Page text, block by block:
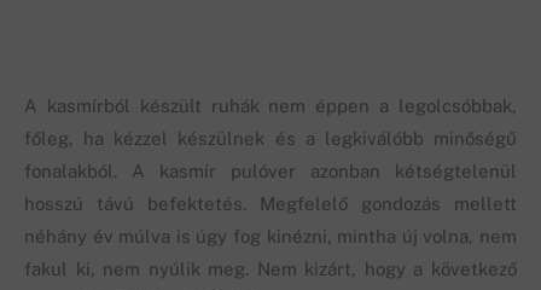
A kasmírból készült ruhák nem éppen a legolcsóbbak,
főleg, ha kézzel készülnek és a legkiválóbb minőségű
fonalakból. A kasmír pulóver azonban kétségtelenül
hosszú távú befektetés. Megfelelő gondozás mellett
néhány év múlva is úgy fog kinézni, mintha új volna, nem
fakul ki, nem nyúlik meg. Nem kizárt, hogy a következő